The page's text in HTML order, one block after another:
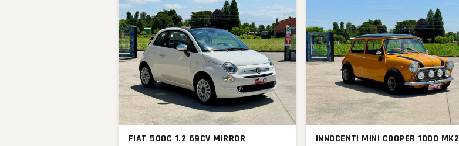
FIAT 500C 1.2 69CV MIRROR INNOCENTI MINI COOPER 1000 MK2